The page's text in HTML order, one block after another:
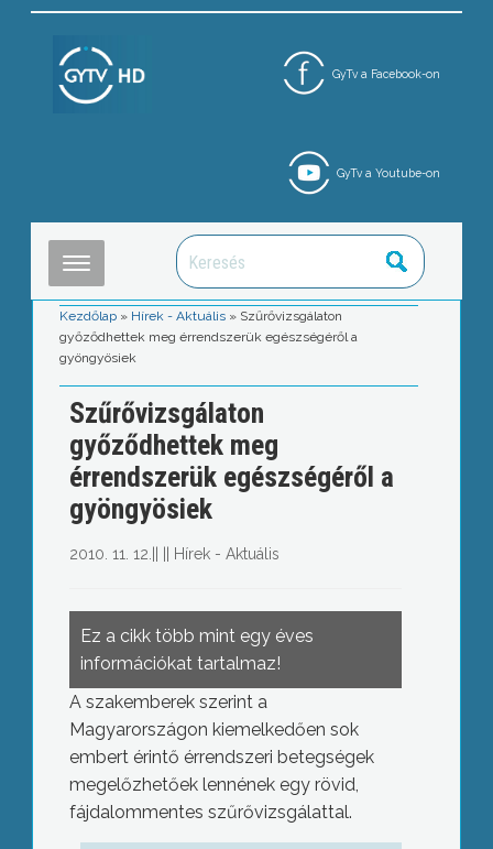
GyTv a Facebook-on
GyTv a Youtube-on
Kezdőlap » Hírek - Aktuális » Szűrővizsgálaton
győződhettek meg érrendszerük egészségéről a
gyöngyösiek
Szűrővizsgálaton
győződhettek meg
érrendszerük egészségéről a
gyöngyösiek
2010. 11. 12. Hírek - Aktuális
Ez a cikk több mint egy éves
információkat tartalmaz!
A szakemberek szerint a
Magyarországon kiemelkedően sok
embert érintő érrendszeri betegségek
megelőzhetőek lennének egy rövid,
fájdalommentes szűrővizsgálattal.